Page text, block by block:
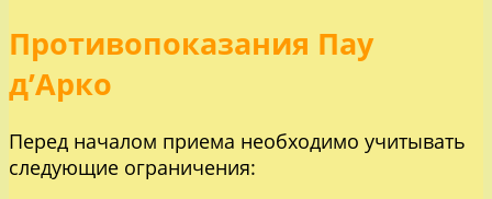
Противопоказания Пау
д’Арко
Перед началом приема необходимо учитывать
следующие ограничения: